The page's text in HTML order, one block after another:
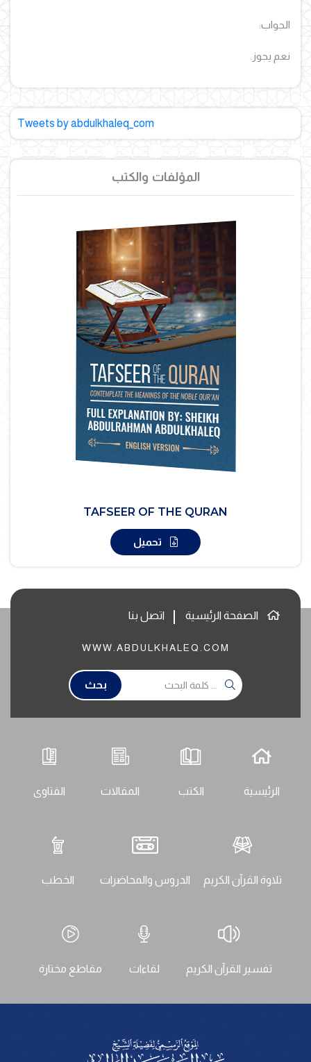
الجواب:
نعم يجوز.
Tweets by abdulkhaleq_com
المؤلفات والكتب
TAFSEER OF THE QURAN
تحميل
الصفحة الرئيسية اتصل بنا
WWW.ABDULKHALEQ.COM
بحث
الرئيسية الكتب المقالات الفتاوى
تلاوة القرآن الكريم الدروس والمحاضرات الخطب
تفسير القرآن الكريم لقاءات مقاطع مختارة